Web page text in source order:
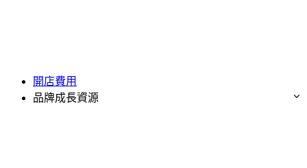
開店費用
品牌成長資源